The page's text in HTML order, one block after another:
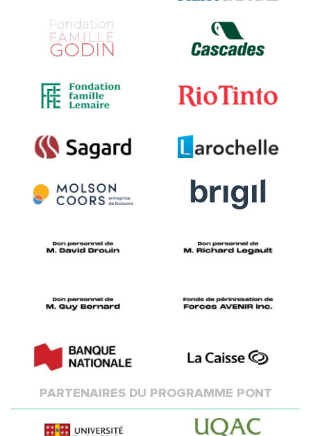
PARTENAIRES DU PROGRAMME PONT